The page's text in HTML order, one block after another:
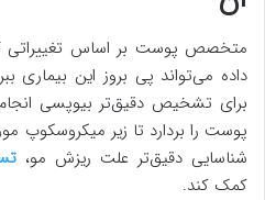
متخصص پوست بر اساس
داده می‌تواند پی بروز این
برای تشخیص دقیق‌تر بیوپسی
پوست را بردارد تا زیر میکروسکوپ
شناسایی دقیق‌تر علت ریزش مو،
کمک کند.